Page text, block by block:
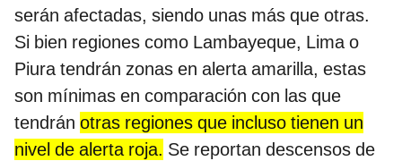
serán afectadas, siendo unas más que otras.
Si bien regiones como Lambayeque, Lima o
Piura tendrán zonas en alerta amarilla, estas
son mínimas en comparación con las que
tendrán otras regiones que incluso tienen un
nivel de alerta roja. Se reportan descensos de